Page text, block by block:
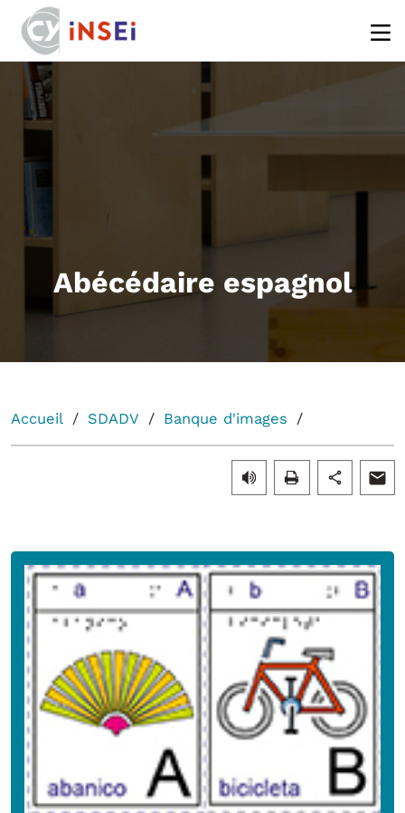
Abécédaire espagnol
Accueil SDADV Banque d'images